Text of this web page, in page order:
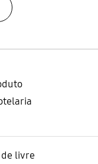
livre